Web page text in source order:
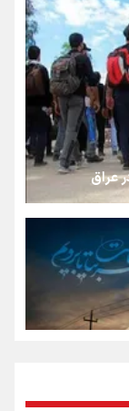
مردم، آقا از